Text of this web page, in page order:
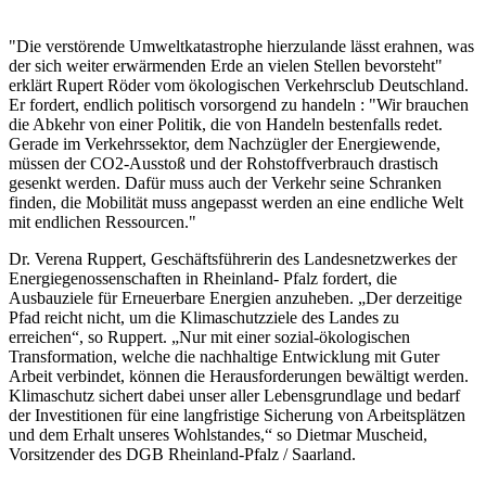
"Die verstörende Umweltkatastrophe hierzulande lässt erahnen, was
der sich weiter erwärmenden Erde an vielen Stellen bevorsteht"
erklärt Rupert Röder vom ökologischen Verkehrsclub Deutschland.
Er fordert, endlich politisch vorsorgend zu handeln : "Wir brauchen
die Abkehr von einer Politik, die von Handeln bestenfalls redet.
Gerade im Verkehrssektor, dem Nachzügler der Energiewende,
müssen der CO2-Ausstoß und der Rohstoffverbrauch drastisch
gesenkt werden. Dafür muss auch der Verkehr seine Schranken
finden, die Mobilität muss angepasst werden an eine endliche Welt
mit endlichen Ressourcen."
Dr. Verena Ruppert, Geschäftsführerin des Landesnetzwerkes der
Energiegenossenschaften in Rheinland- Pfalz fordert, die
Ausbauziele für Erneuerbare Energien anzuheben. „Der derzeitige
Pfad reicht nicht, um die Klimaschutzziele des Landes zu
erreichen“, so Ruppert. „Nur mit einer sozial-ökologischen
Transformation, welche die nachhaltige Entwicklung mit Guter
Arbeit verbindet, können die Herausforderungen bewältigt werden.
Klimaschutz sichert dabei unser aller Lebensgrundlage und bedarf
der Investitionen für eine langfristige Sicherung von Arbeitsplätzen
und dem Erhalt unseres Wohlstandes,“ so Dietmar Muscheid,
Vorsitzender des DGB Rheinland-Pfalz / Saarland.